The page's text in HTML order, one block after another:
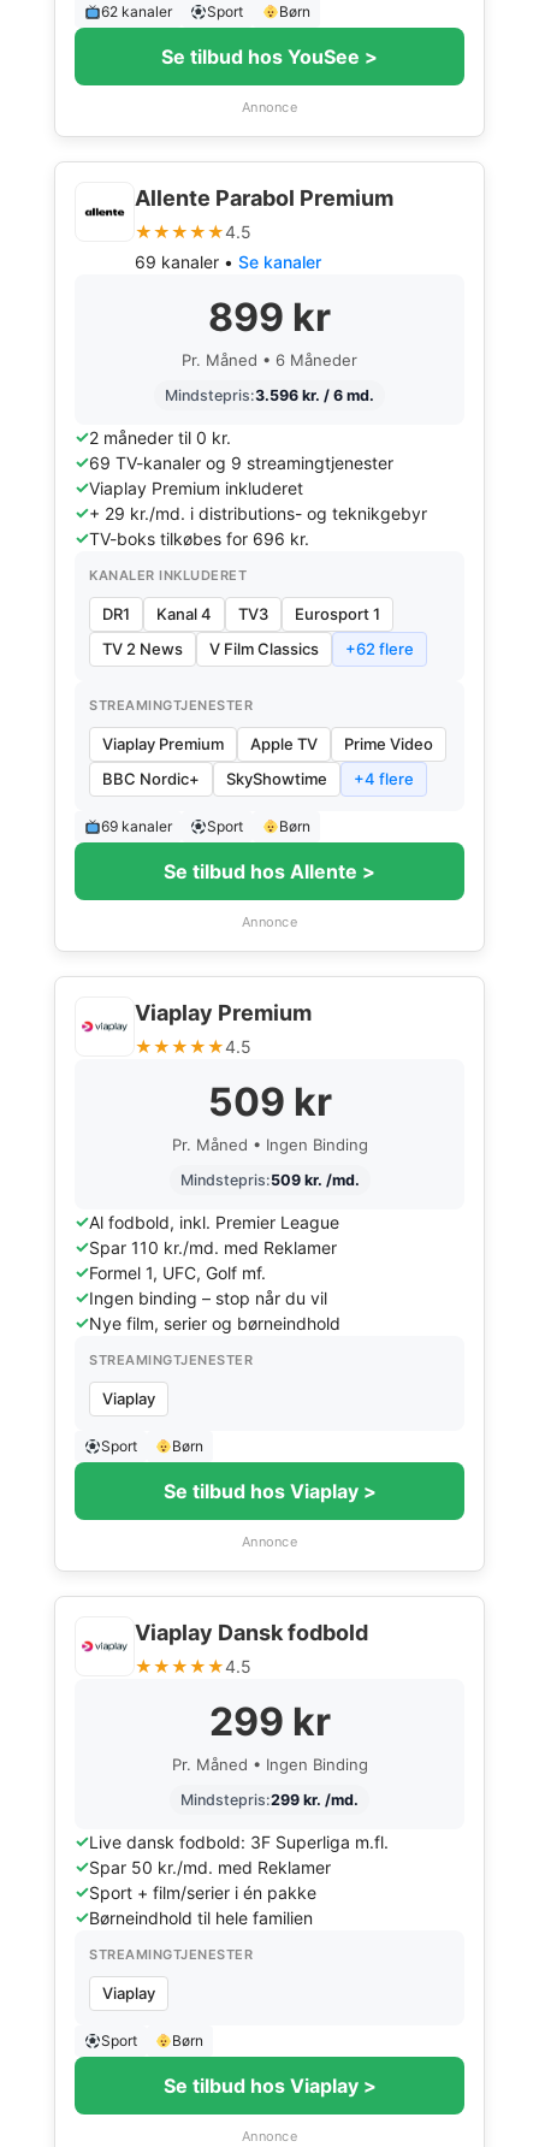
62 kanaler Sport Børn
Se tilbud hos YouSee >
Annonce
Allente Parabol Premium
★★★★★4.5
69 kanaler • Se kanaler
899 kr
Pr. Måned • 6 Måneder
Mindstepris:3.596 kr. / 6 md.
2 måneder til 0 kr.
69 TV-kanaler og 9 streamingtjenester
Viaplay Premium inkluderet
+ 29 kr./md. i distributions- og teknikgebyr
TV-boks tilkøbes for 696 kr.
KANALER INKLUDERET
DR1 Kanal 4 TV3
Eurosport 1
TV 2 News
V Film Classics +62 flere
STREAMINGTJENESTER
Viaplay Premium Apple TV
Prime Video
BBC Nordic+
SkyShowtime +4 flere
69 kanaler Sport Børn
Se tilbud hos Allente >
Annonce
Viaplay Premium
★★★★★4.5
509 kr
Pr. Måned • Ingen Binding
Mindstepris:509 kr. /md.
Al fodbold, inkl. Premier League
Spar 110 kr./md. med Reklamer
Formel 1, UFC, Golf mf.
Ingen binding – stop når du vil
Nye film, serier og børneindhold
STREAMINGTJENESTER
Viaplay
Sport Børn
Se tilbud hos Viaplay >
Annonce
Viaplay Dansk fodbold
★★★★★4.5
299 kr
Pr. Måned • Ingen Binding
Mindstepris:299 kr. /md.
Live dansk fodbold: 3F Superliga m.fl.
Spar 50 kr./md. med Reklamer
Sport + film/serier i én pakke
Børneindhold til hele familien
STREAMINGTJENESTER
Viaplay
Sport Børn
Se tilbud hos Viaplay >
Annonce